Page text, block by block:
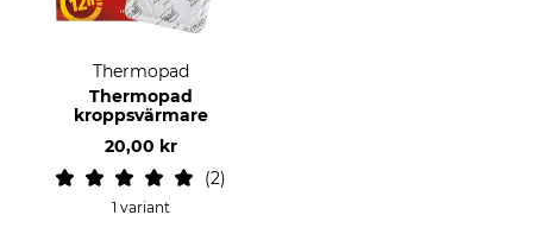
Thermopad
Thermopad
kroppsvärmare
20,00 kr
2
1 variant